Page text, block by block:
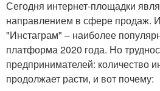
Сегодня интернет-площадки
направлением в сфере продаж.
"Инстаграм" – наиболее
платформа 2020 года. Но
предпринимателей: количество
продолжает расти, и вот почему: